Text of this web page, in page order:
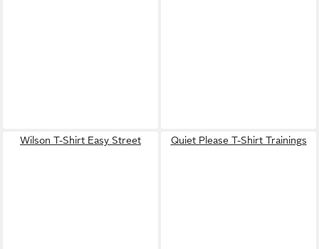
Wilson T-Shirt Easy Street Quiet Please T-Shirt Trainings